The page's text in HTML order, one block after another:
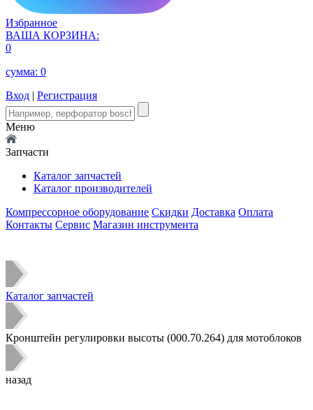
Избранное
ВАША КОРЗИНА:
0
сумма: 0
Вход | Регистрация
Меню
Запчасти
Каталог запчастей
Каталог производителей
Компрессорное оборудование Скидки Доставка Оплата
Контакты Сервис Магазин инструмента
Каталог запчастей
Кронштейн регулировки высоты (000.70.264) для мотоблоков
назад